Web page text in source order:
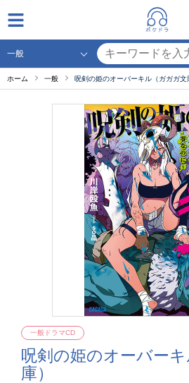
ホーム 一般 呪剣の姫のオーバーキル（ガガガ文
呪剣の姫のオーバー
庫）
一般ドラマCD